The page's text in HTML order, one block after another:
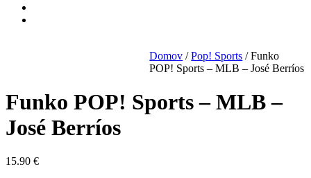
Domov / Pop! Sports /Funko
POP! Sports – MLB – José Berríos
Funko POP! Sports – MLB –
José Berríos
15.90 €